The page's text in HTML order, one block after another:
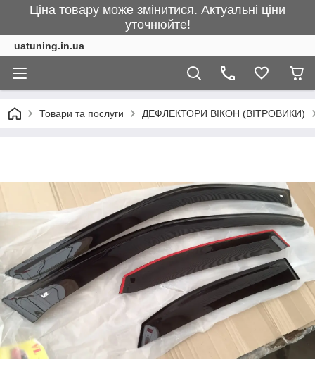
Ціна товару може змінитися. Актуальні ціни
уточнюйте!
uatuning.in.ua
Товари та послуги ДЕФЛЕКТОРИ ВІКОН (ВІТРОВИКИ)